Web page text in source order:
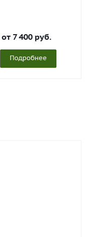
от 7 400 руб.
Подробнее